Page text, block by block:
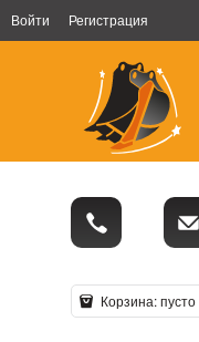
Войти Регистрация
Корзина:пусто